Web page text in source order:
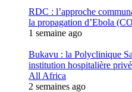
RDC : l’approche
la propagation d’Ebola
1 semaine ago
Bukavu : la Polyclinique
institution hospitalière
All Africa
2 semaines ago